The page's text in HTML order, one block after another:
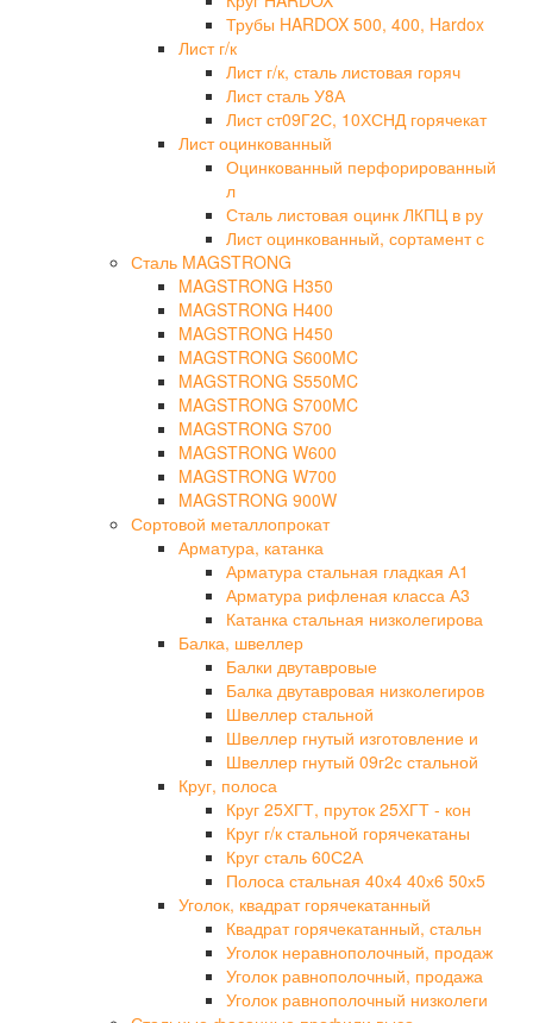
Трубы HARDOX 500, 400, Hardox
Лист г/к
Лист г/к, сталь листовая горяч
Лист сталь У8А
Лист ст09Г2С, 10ХСНД горячекат
Лист оцинкованный
Оцинкованный перфорированный
л
Сталь листовая оцинк ЛКПЦ в ру
Лист оцинкованный, сортамент с
Сталь MAGSTRONG
MAGSTRONG H350
MAGSTRONG H400
MAGSTRONG H450
MAGSTRONG S600MC
MAGSTRONG S550MC
MAGSTRONG S700MC
MAGSTRONG S700
MAGSTRONG W600
MAGSTRONG W700
MAGSTRONG 900W
Сортовой металлопрокат
Арматура, катанка
Арматура стальная гладкая А1
Арматура рифленая класса А3
Катанка стальная низколегирова
Балка, швеллер
Балки двутавровые
Балка двутавровая низколегиров
Швеллер стальной
Швеллер гнутый изготовление и
Швеллер гнутый 09г2с стальной
Круг, полоса
Круг 25ХГТ, пруток 25ХГТ - кон
Круг г/к стальной горячекатаны
Круг сталь 60С2А
Полоса стальная 40х4 40х6 50х5
Уголок, квадрат горячекатанный
Квадрат горячекатанный, стальн
Уголок неравнополочный, продаж
Уголок равнополочный, продажа
Уголок равнополочный низколеги